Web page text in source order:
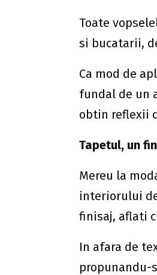
Toate
si bucatarii,
Ca mod de
fundal de un
obtin reflexii
Tapetul, un
Mereu la
interiorului
finisaj, aflati
In afara de
propunandu-